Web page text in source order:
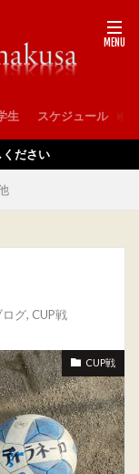
生 スケジュール
ログ, CUP戦
CUP戦